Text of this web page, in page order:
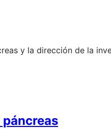
y la dirección de la